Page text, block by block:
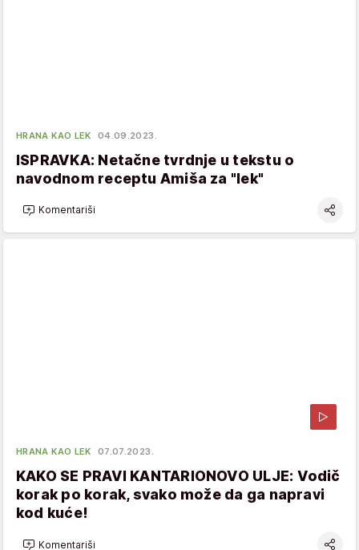
HRANA KAO LEK 04.09.2023.
ISPRAVKA: Netačne tvrdnje u tekstu o
navodnom receptu Amiša za "lek"
Komentariši
HRANA KAO LEK 07.07.2023.
KAKO SE PRAVI KANTARIONOVO ULJE: Vodič
korak po korak, svako može da ga napravi
kod kuće!
Komentariši